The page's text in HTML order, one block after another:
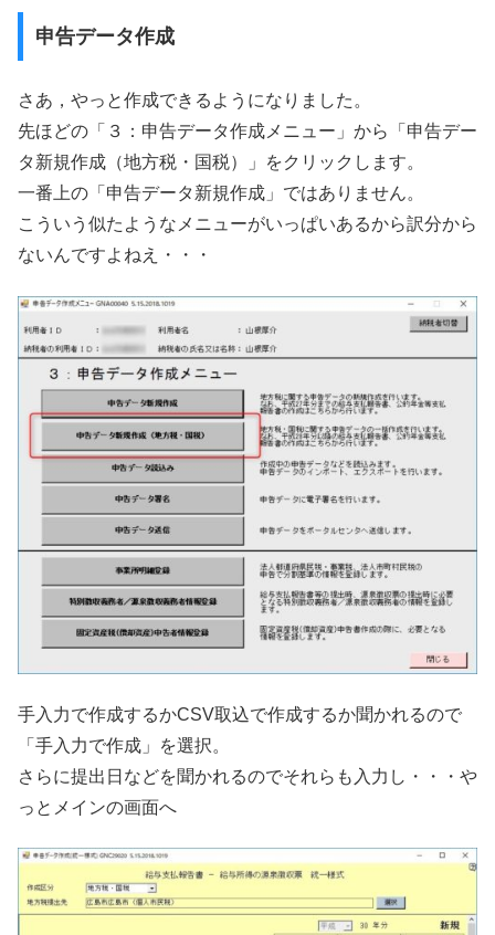
申告データ作成
さあ，やっと作成できるようになりました。
先ほどの「３：申告データ作成メニュー」から「申告デー
タ新規作成（地方税・国税）」をクリックします。
一番上の「申告データ新規作成」ではありません。
こういう似たようなメニューがいっぱいあるから訳分から
ないんですよねえ・・・
手入力で作成するかCSV取込で作成するか聞かれるので
「手入力で作成」を選択。
さらに提出日などを聞かれるのでそれらも入力し・・・や
っとメインの画面へ